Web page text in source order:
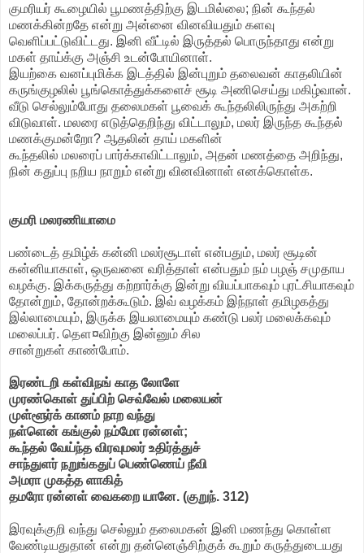
குமரியர் கூழையில் பூமணத்திற்கு இடமில்லை; நின் கூந்தல்
மணக்கின்றதே என்று அன்னை வினவியதும் களவு
வெளிப்பட்டுவிட்டது. இனி வீட்டில் இருத்தல் பொருந்தாது என்று
மகள் தாய்க்கு அஞ்சி உடன்போயினாள்.
இயற்கை வனப்புமிக்க இடத்தில் இன்புறும் தலைவன் காதலியின்
கருங்குழலில் பூங்கொத்துக்களைச் சூடி அணிசெய்து மகிழ்வான்.
வீடு செல்லும்போது தலைமகள் பூவைக் கூந்தலிலிருந்து அகற்றி
விடுவாள். மலரை எடுத்தெறிந்து விட்டாலும், மலர் இருந்த கூந்தல்
மணக்குமன்றோ? ஆதலின் தாய் மகளின்
கூந்தலில் மலரைப் பார்க்காவிட்டாலும், அதன் மணத்தை அறிந்து,
நின் கதுப்பு நறிய நாறும் என்று வினவினாள் எனக்கொள்க.
குமரி மலரணியாமை
பண்டைத் தமிழ்க் கன்னி மலர்சூடாள் என்பதும், மலர் சூடின்
கன்னியாகாள், ஒருவனை வரித்தாள் என்பதும் நம் பழஞ் சமுதாய
வழக்கு. இக்கருத்து கற்றார்க்கு இன்று வியப்பாகவும் புரட்சியாகவும்
தோன்றும், தோன்றக்கூடும். இவ் வழக்கம் இந்நாள் தமிழகத்து
இல்லாமையும், இருக்க இயலாமையும் கண்டு பலர் மலைக்கவும்
மலைப்பர். தௌ¤விற்கு இன்னும் சில
சான்றுகள் காண்போம்.
இரண்டறி கள்விநங் காத லோளே
முரண்கொள் துப்பிற் செவ்வேல் மலையன்
முள்ளூர்க் கானம் நாற வந்து
நள்ளென் கங்குல் நம்மோ ரன்னள்;
கூந்தல் வேய்ந்த விரவுமலர் உதிர்த்துச்
சாந்துளர் நறுங்கதுப் பெண்ணெய் நீவி
அமரா முகத்த ளாகித்
தமரோ ரன்னள் வைகறை யானே. (குறுந். 312)
இரவுக்குறி வந்து செல்லும் தலைமகன் இனி மணந்து கொள்ள
வேண்டியதுதான் என்று தன்னெஞ்சிற்குக் கூறும் கருத்துடையது